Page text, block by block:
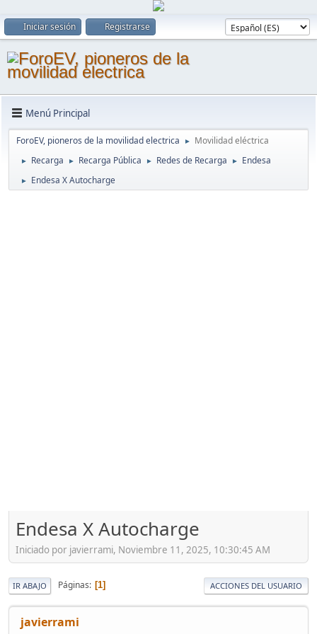
Iniciar sesión Registrarse
Menú Principal
ForoEV, pioneros de la movilidad electrica ► Movilidad eléctrica
► Recarga ► Recarga Pública ► Redes de Recarga ► Endesa
► Endesa X Autocharge
Endesa X Autocharge
Iniciado por javierrami, Noviembre 11, 2025, 10:30:45 AM
IR ABAJO Páginas 1 ACCIONES DEL USUARIO
javierrami